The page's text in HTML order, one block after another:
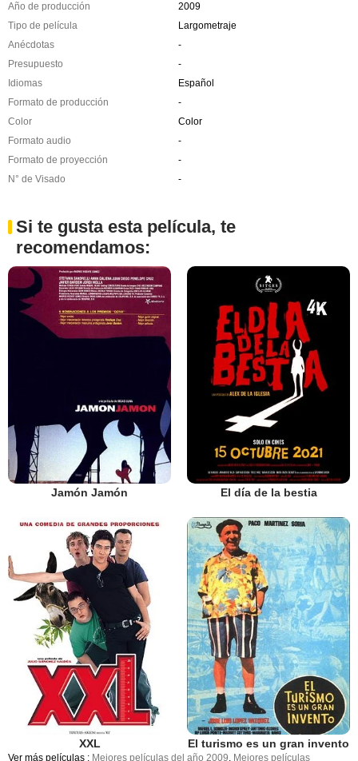
Año de producción
2009
Tipo de película
Largometraje
Anécdotas
-
Presupuesto
-
Idiomas
Español
Formato de producción
-
Color
Color
Formato audio
-
Formato de proyección
-
N° de Visado
-
Si te gusta esta película, te
recomendamos:
Jamón Jamón El día de la bestia
XXL El turismo es un gran invento
Ver más películas : Mejores películas del año 2009 Mejores películas